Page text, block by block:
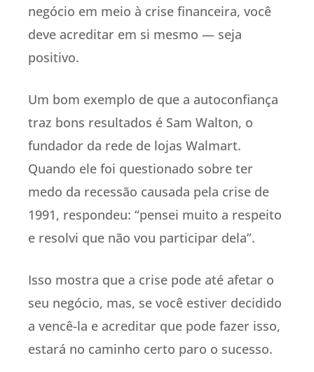
negócio em meio à crise financeira, você
deve acreditar em si mesmo — seja
positivo.
Um bom exemplo de que a autoconfiança
traz bons resultados é Sam Walton, o
fundador da rede de lojas Walmart.
Quando ele foi questionado sobre ter
medo da recessão causada pela crise de
1991, respondeu: “pensei muito a respeito
e resolvi que não vou participar dela”.
Isso mostra que a crise pode até afetar o
seu negócio, mas, se você estiver decidido
a vencê-la e acreditar que pode fazer isso,
estará no caminho certo paro o sucesso.